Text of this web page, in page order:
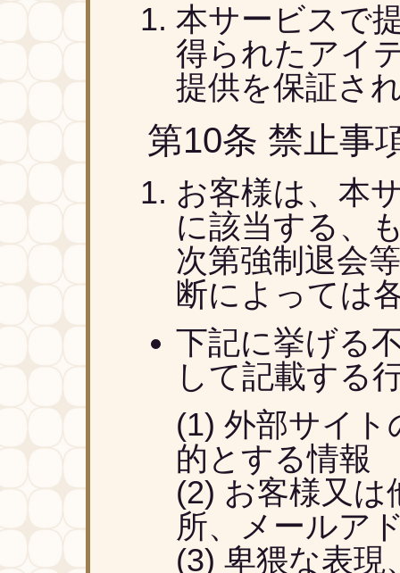
本サービスで
得られたアイ
提供を保証さ
第10条 禁止事
お客様は、本
に該当する、
次第強制退会
断によっては
下記に挙げる
して記載する
外部サイト
的とする情報
お客様又は
所、メールア
卑猥な表現